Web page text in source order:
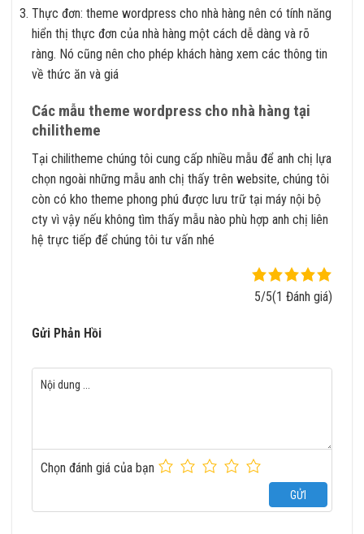
Thực đơn: theme wordpress cho nhà hàng nên có tính năng
hiển thị thực đơn của nhà hàng một cách dễ dàng và rõ
ràng. Nó cũng nên cho phép khách hàng xem các thông tin
về thức ăn và giá
Các mẫu theme wordpress cho nhà hàng tại
chilitheme
Tại chilitheme chúng tôi cung cấp nhiều mẫu để anh chị lựa
chọn ngoài những mẫu anh chị thấy trên website, chúng tôi
còn có kho theme phong phú được lưu trữ tại máy nội bộ
cty vì vậy nếu không tìm thấy mẫu nào phù hợp anh chị liên
hệ trực tiếp để chúng tôi tư vấn nhé
5/5(1 Đánh giá)
Gửi Phản Hồi
Chọn đánh giá của bạn
GỬI